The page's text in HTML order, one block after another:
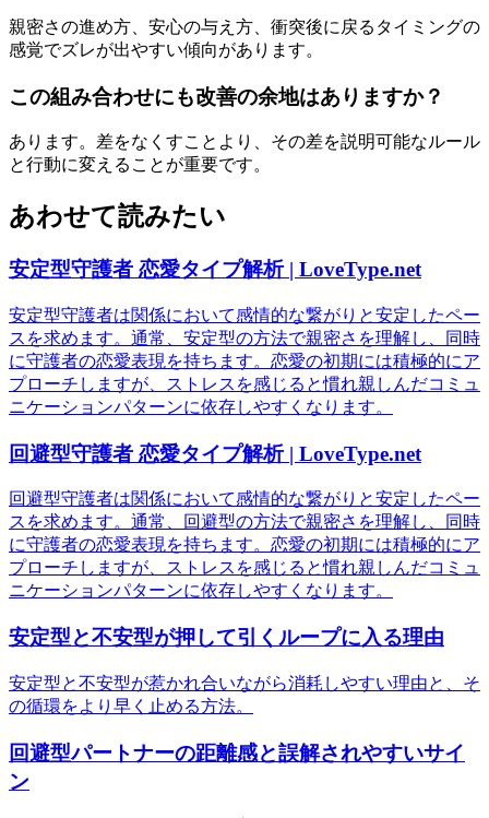
親密さの進め方、安心の与え方、衝突後に戻るタイミングの
感覚でズレが出やすい傾向があります。
この組み合わせにも改善の余地はありますか？
あります。差をなくすことより、その差を説明可能なルール
と行動に変えることが重要です。
あわせて読みたい
安定型守護者 恋愛タイプ解析 | LoveType.net
安定型守護者は関係において感情的な繋がりと安定したペー
スを求めます。通常、安定型の方法で親密さを理解し、同時
に守護者の恋愛表現を持ちます。恋愛の初期には積極的にア
プローチしますが、ストレスを感じると慣れ親しんだコミュ
ニケーションパターンに依存しやすくなります。
回避型守護者 恋愛タイプ解析 | LoveType.net
回避型守護者は関係において感情的な繋がりと安定したペー
スを求めます。通常、回避型の方法で親密さを理解し、同時
に守護者の恋愛表現を持ちます。恋愛の初期には積極的にア
プローチしますが、ストレスを感じると慣れ親しんだコミュ
ニケーションパターンに依存しやすくなります。
安定型と不安型が押して引くループに入る理由
安定型と不安型が惹かれ合いながら消耗しやすい理由と、そ
の循環をより早く止める方法。
回避型パートナーの距離感と誤解されやすいサイ
ン